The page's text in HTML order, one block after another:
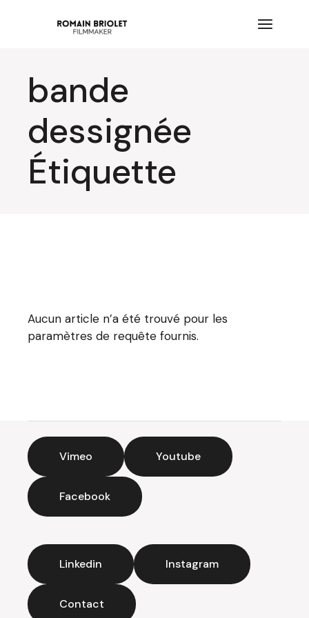
bande
dessignée
Étiquette
Aucun article n’a été trouvé pour les
paramètres de requête fournis.
Vimeo Youtube
Facebook
Linkedin Instagram
Contact